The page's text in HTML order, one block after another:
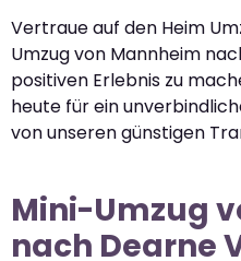
Vertraue auf den Heim
Umzug von Mannheim
positiven Erlebnis zu
heute für ein
von unseren günstigen
Mini-Umzug
nach Dearne